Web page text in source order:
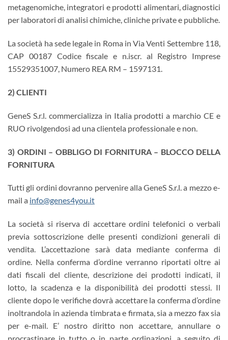
metagenomiche, integratori e prodotti alimentari, diagnostici
per laboratori di analisi chimiche, cliniche private e pubbliche.
La società ha sede legale in Roma in Via Venti Settembre 118,
CAP 00187 Codice fiscale e n.iscr. al Registro Imprese
15529351007, Numero REA RM – 1597131.
2) CLIENTI
GeneS S.r.l. commercializza in Italia prodotti a marchio CE e
RUO rivolgendosi ad una clientela professionale e non.
3) ORDINI – OBBLIGO DI FORNITURA – BLOCCO DELLA
FORNITURA
Tutti gli ordini dovranno pervenire alla GeneS S.r.l. a mezzo e-
mail a info@genes4you.it
La società si riserva di accettare ordini telefonici o verbali
previa sottoscrizione delle presenti condizioni generali di
vendita. L’accettazione sarà data mediante conferma di
ordine. Nella conferma d’ordine verranno riportati oltre ai
dati fiscali del cliente, descrizione dei prodotti indicati, il
lotto, la scadenza e la disponibilità dei prodotti stessi. Il
cliente dopo le verifiche dovrà accettare la conferma d’ordine
inoltrandola in azienda timbrata e firmata, sia a mezzo fax sia
per e-mail. E’ nostro diritto non accettare, annullare o